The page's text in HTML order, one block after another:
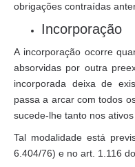
obrigações contraídas
Incorporação
A incorporação ocorre
absorvidas por outra
incorporada deixa de
passa a arcar com todos
sucede-lhe tanto nos
Tal modalidade está
6.404/76) e no art. 1.116 do